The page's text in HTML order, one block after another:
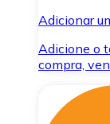
Adicionar
Adicione o
compra,